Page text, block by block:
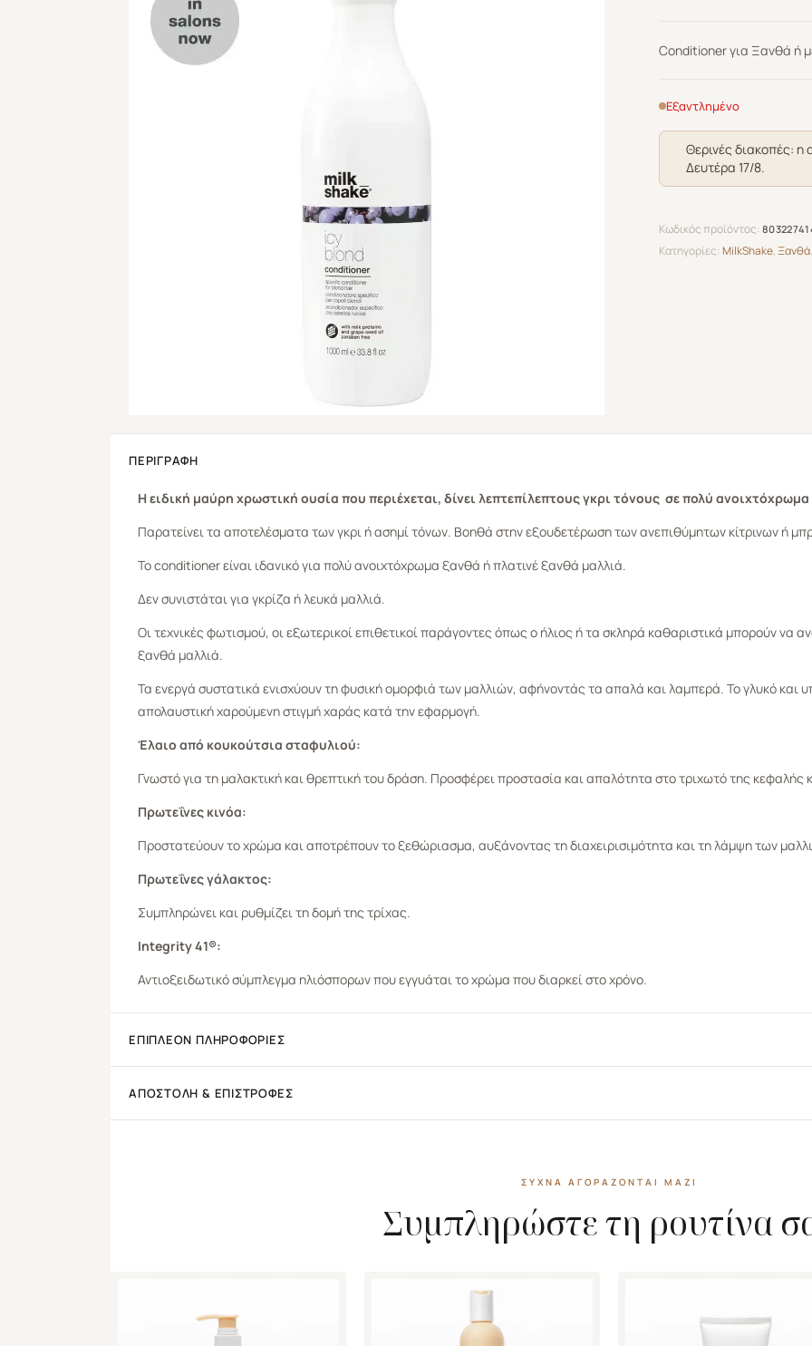
Conditioner για Ξανθά ή
Εξαντλημένο
Θερινές διακοπές: η
Δευτέρα 17/8.
Κωδικός προϊόντος:
Κατηγορίες:MilkShake,Ξανθά
ΠΕΡΙΓΡΑΦΉ
Η ειδική μαύρη χρωστική ουσία που περιέχεται, δίνει λεπτεπίλεπτους γκρι τόνους σε πολύ
Παρατείνει τα αποτελέσματα των γκρι ή ασημί τόνων. Βοηθά στην εξουδετέρωση των ανεπιθύμητων κίτρινων ή
Το conditioner είναι ιδανικό για πολύ ανοιχτόχρωμα ξανθά ή πλατινέ ξανθά μαλλιά.
Δεν συνιστάται για γκρίζα ή λευκά μαλλιά.
Οι τεχνικές φωτισμού, οι εξωτερικοί επιθετικοί παράγοντες όπως ο ήλιος ή τα σκληρά καθαριστικά μπορούν να
ξανθά μαλλιά.
Τα ενεργά συστατικά ενισχύουν τη φυσική ομορφιά των μαλλιών, αφήνοντάς τα απαλά και λαμπερά. Το γλυκό και
απολαυστική χαρούμενη στιγμή χαράς κατά την εφαρμογή.
Έλαιο από κουκούτσια σταφυλιού:
Γνωστό για τη μαλακτική και θρεπτική του δράση. Προσφέρει προστασία και απαλότητα στο τριχωτό της κεφαλής
Πρωτεΐνες κινόα:
Προστατεύουν το χρώμα και αποτρέπουν το ξεθώριασμα, αυξάνοντας τη διαχειρισιμότητα και τη λάμψη των
Πρωτεΐνες γάλακτος:
Συμπληρώνει και ρυθμίζει τη δομή της τρίχας.
Ιntegrity 41®:
Αντιοξειδωτικό σύμπλεγμα ηλιόσπορων που εγγυάται το χρώμα που διαρκεί στο χρόνο.
ΕΠΙΠΛΈΟΝ ΠΛΗΡΟΦΟΡΊΕΣ
ΑΠΟΣΤΟΛΉ & ΕΠΙΣΤΡΟΦΈΣ
ΣΥΧΝΆ ΑΓΟΡΆΖΟΝΤΑΙ ΜΑΖΊ
Συμπληρώστε τη ρουτίνα